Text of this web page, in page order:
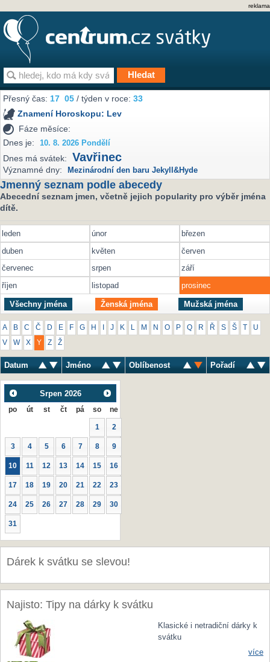
reklama
Přesný čas:17 05 / týden v roce:33
Znamení Horoskopu: Lev
Fáze měsíce:
Dnes je:
10. 8. 2026 Pondělí
Dnes má svátek: Vavřinec
Významné dny: Mezinárodní den baru Jekyll&Hyde
Jmenný seznam podle abecedy
Abecední seznam jmen, včetně jejich popularity pro výběr jména
dítě.
leden únor
březen
duben
květen
červen
červenec
srpen
září
říjen
listopad prosinec
Všechny jména Ženská jména Mužská jména
A B C Č D E F G H J K M N O P Q R Ř S Š U
V W X Y Z Ž
Datum Jméno Oblíbenost Pořadí
Srpen 2026
po út st čt pá so ne
1 2
3 4 5 6 7 8 9
10 11 12 13 14 15 16
17 18 19 20 21 22 23
24 25 26 27 28 29 30
31
Dárek k svátku se slevou!
Najisto: Tipy na dárky k svátku
Klasické i netradiční dárky k
svátku
více